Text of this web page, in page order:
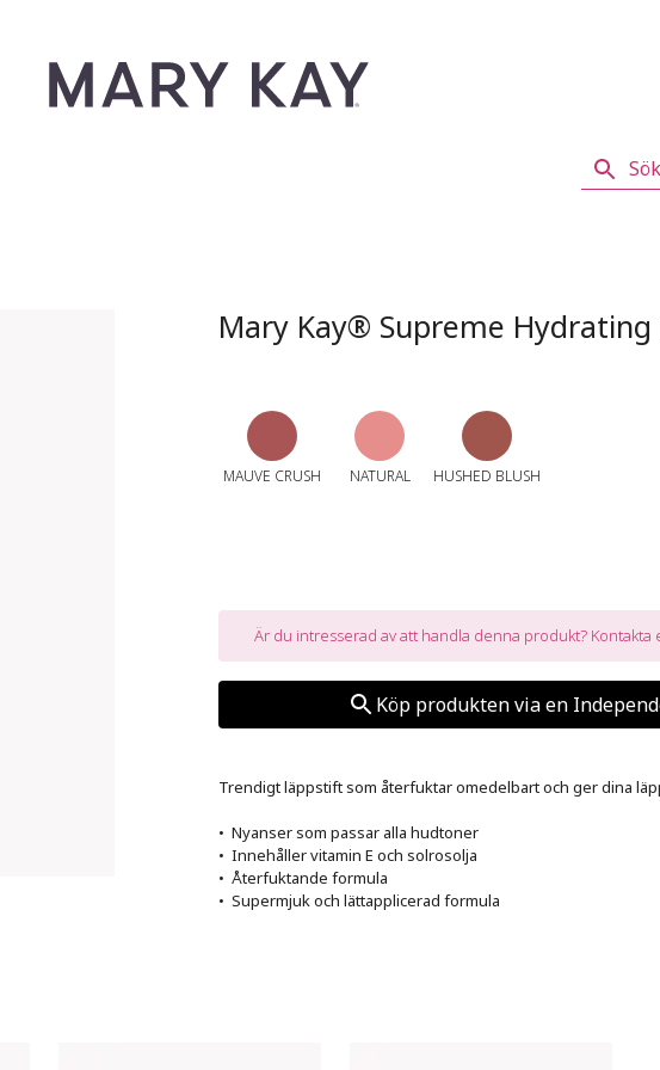
Mary Kay® Supreme Hydrating
MAUVE CRUSH NATURAL HUSHED BLUSH
Är du intresserad av att handla denna produkt?
Köp produkten via en
Trendigt läppstift som återfuktar omedelbart och ger dina
•  Nyanser som passar alla hudtoner
•  Innehåller vitamin E och solrosolja
•  Återfuktande formula
•  Supermjuk och lättapplicerad formula